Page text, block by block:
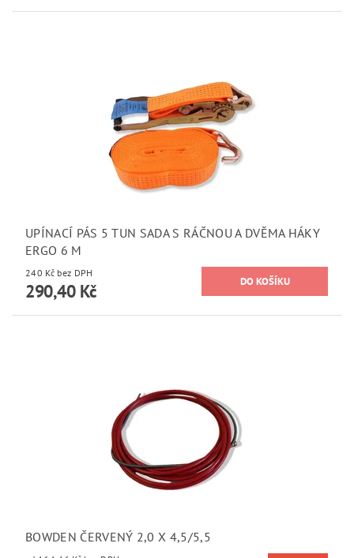
UPÍNACÍ PÁS 5 TUN SADA S RÁČNOU A DVĚMA HÁKY
ERGO 6 M
240 Kč bez DPH
290,40 Kč
BOWDEN ČERVENÝ 2,0 X 4,5/5,5